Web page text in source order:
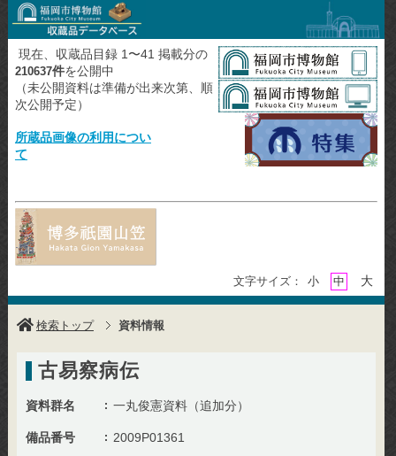
現在、収蔵品目録 1〜41 掲載分の
210637件を公開中
（未公開資料は準備が出来次第、順
次公開予定）
所蔵品画像の利用につい
て
文字サイズ： 小 中 大
検索トップ 資料情報
古易察病伝
資料群名 一丸俊憲資料（追加分）
備品番号 2009P01361